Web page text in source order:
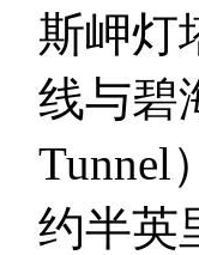
斯岬灯
线与碧
Tunnel
约半英